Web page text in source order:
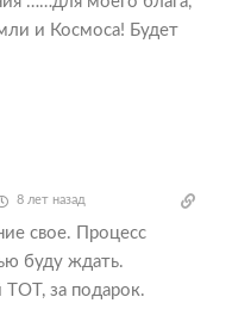
и Космоса! Будет
8 лет назад
свое. Процесс
буду ждать.
ТОТ, за подарок.